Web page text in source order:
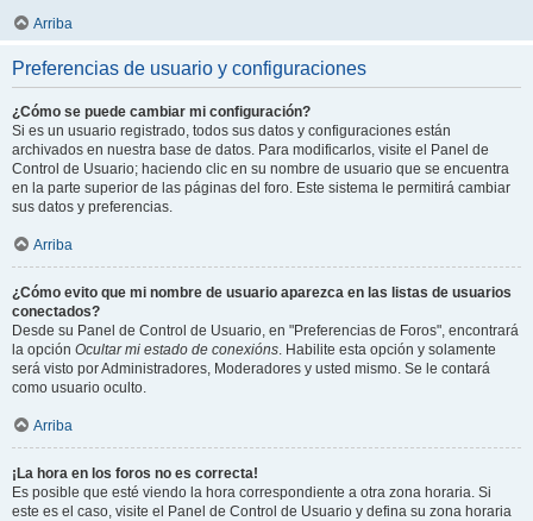
Arriba
Preferencias de usuario y configuraciones
¿Cómo se puede cambiar mi configuración?
Si es un usuario registrado, todos sus datos y configuraciones están
archivados en nuestra base de datos. Para modificarlos, visite el Panel de
Control de Usuario; haciendo clic en su nombre de usuario que se encuentra
en la parte superior de las páginas del foro. Este sistema le permitirá cambiar
sus datos y preferencias.
Arriba
¿Cómo evito que mi nombre de usuario aparezca en las listas de usuarios
conectados?
Desde su Panel de Control de Usuario, en "Preferencias de Foros", encontrará
la opción Ocultar mi estado de conexións. Habilite esta opción y solamente
será visto por Administradores, Moderadores y usted mismo. Se le contará
como usuario oculto.
Arriba
¡La hora en los foros no es correcta!
Es posible que esté viendo la hora correspondiente a otra zona horaria. Si
este es el caso, visite el Panel de Control de Usuario y defina su zona horaria